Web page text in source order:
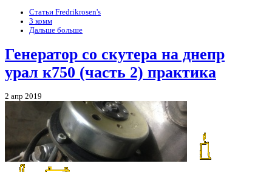
Статьи Fredrikrosen's
3 комм
Дальше больше
Генератор со скутера на днепр
урал к750 (часть 2) практика
2 апр 2019